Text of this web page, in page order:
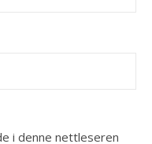
i denne nettleseren